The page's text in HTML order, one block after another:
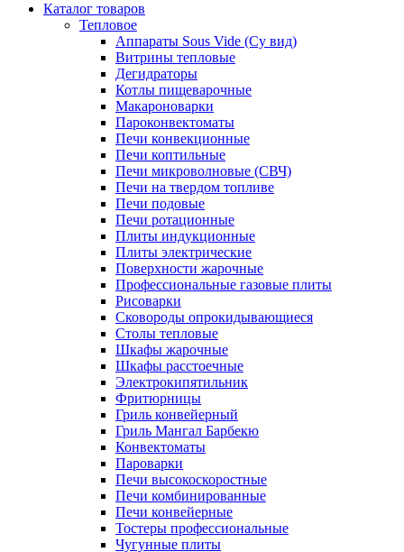
Каталог товаров
Тепловое
Аппараты Sous Vide (Су вид)
Витрины тепловые
Дегидраторы
Котлы пищеварочные
Макароноварки
Пароконвектоматы
Печи конвекционные
Печи коптильные
Печи микроволновые (СВЧ)
Печи на твердом топливе
Печи подовые
Печи ротационные
Плиты индукционные
Плиты электрические
Поверхности жарочные
Профессиональные газовые плиты
Рисоварки
Сковороды опрокидывающиеся
Столы тепловые
Шкафы жарочные
Шкафы расстоечные
Электрокипятильник
Фритюрницы
Гриль конвейерный
Гриль Мангал Барбекю
Конвектоматы
Пароварки
Печи высокоскоростные
Печи комбинированные
Печи конвейерные
Тостеры профессиональные
Чугунные плиты